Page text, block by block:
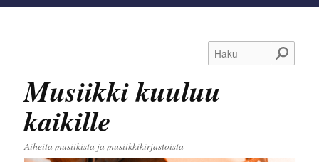
Haku
Musiikki kuuluu
kaikille
Aiheita musiikista ja musiikkikirjastoista